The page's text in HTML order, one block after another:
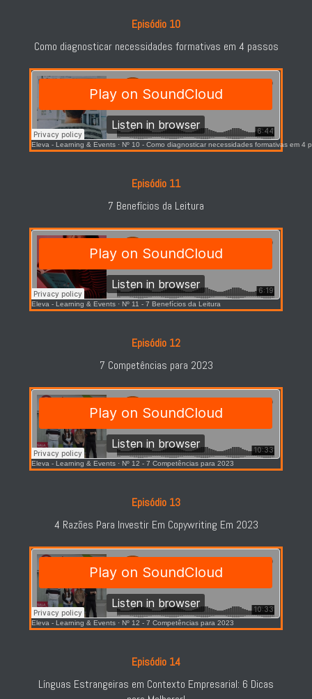
Episódio 10
Como diagnosticar necessidades formativas em 4 passos
Eleva - Learning & Events · Nº 10 - Como diagnosticar necessidades formativas em 4
Episódio 11
7 Benefícios da Leitura
Eleva - Learning & Events · Nº 11 - 7 Benefícios da Leitura
Episódio 12
7 Competências para 2023
Eleva - Learning & Events · Nº 12 - 7 Competências para 2023
Episódio 13
4 Razões Para Investir Em Copywriting Em 2023
Eleva - Learning & Events · Nº 12 - 7 Competências para 2023
Episódio 14
Línguas Estrangeiras em Contexto Empresarial: 6 Dicas